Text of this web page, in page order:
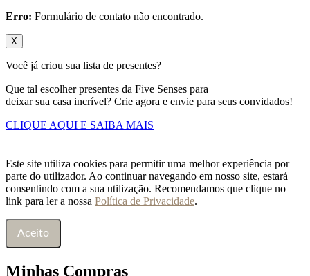
Erro: Formulário de contato não encontrado.
X
Você já criou sua lista de presentes?
Que tal escolher presentes da Five Senses para
deixar sua casa incrível? Crie agora e envie para seus convidados!
CLIQUE AQUI E SAIBA MAIS
Este site utiliza cookies para permitir uma melhor experiência por
parte do utilizador. Ao continuar navegando em nosso site, estará
consentindo com a sua utilização. Recomendamos que clique no
link para ler a nossa Política de Privacidade.
Aceito
Minhas Compras